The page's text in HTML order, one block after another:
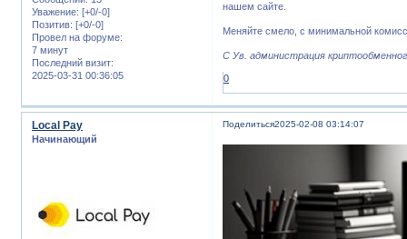
Уважение: [+0/-0]
Позитив: [+0/-0]
Провел на форуме:
7 минут
Последний визит:
2025-03-31 00:36:05
нашем сайте.
Меняйте смело, с минимальной
С Ув. администрация
0
Поделиться2025-02-08 03:14:07
Local Pay
Начинающий